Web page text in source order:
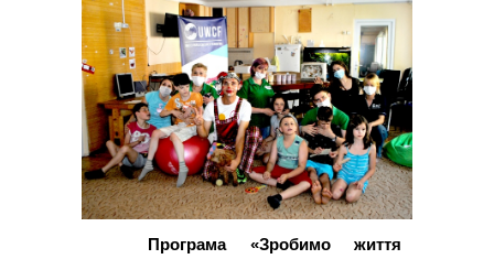
Програма «Зробимо життя